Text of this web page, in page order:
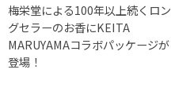
梅栄堂による100年以上続くロン
グセラーのお香にKEITA
MARUYAMAコラボパッケージが
登場！